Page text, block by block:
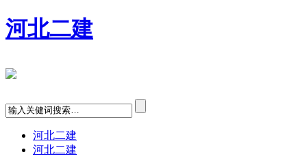
河北二建
河北二建
河北二建